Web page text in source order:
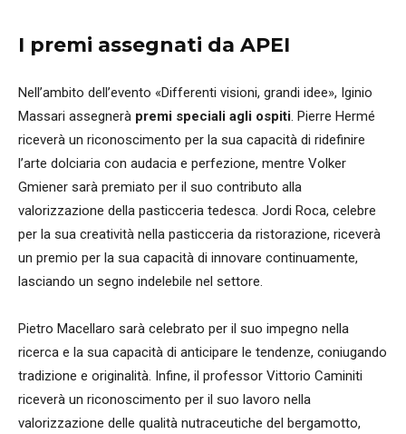
I premi assegnati da APEI
Nell’ambito dell’evento «Differenti visioni, grandi idee», Iginio
Massari assegnerà premi speciali agli ospiti. Pierre Hermé
riceverà un riconoscimento per la sua capacità di ridefinire
l’arte dolciaria con audacia e perfezione, mentre Volker
Gmiener sarà premiato per il suo contributo alla
valorizzazione della pasticceria tedesca. Jordi Roca, celebre
per la sua creatività nella pasticceria da ristorazione, riceverà
un premio per la sua capacità di innovare continuamente,
lasciando un segno indelebile nel settore.
Pietro Macellaro sarà celebrato per il suo impegno nella
ricerca e la sua capacità di anticipare le tendenze, coniugando
tradizione e originalità. Infine, il professor Vittorio Caminiti
riceverà un riconoscimento per il suo lavoro nella
valorizzazione delle qualità nutraceutiche del bergamotto,